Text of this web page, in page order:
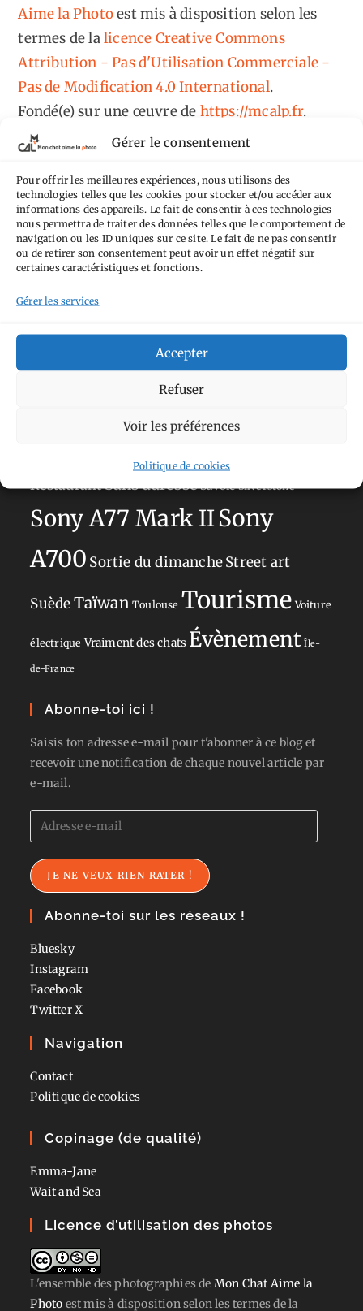
Gérer le consentement
Pour offrir les meilleures expériences, nous utilisons des
technologies telles que les cookies pour stocker et/ou accéder aux
informations des appareils. Le fait de consentir à ces technologies
nous permettra de traiter des données telles que le comportement de
navigation ou les ID uniques sur ce site. Le fait de ne pas consentir
ou de retirer son consentement peut avoir un effet négatif sur
certaines caractéristiques et fonctions.
Gérer les services
Accepter
Refuser
Voir les préférences
Politique de cookies
Aime la Photoest mis à disposition selon les
termes de lalicence Creative Commons
Attribution - Pas d'Utilisation Commerciale -
Pas de Modification 4.0 International.
Fondé(e) sur une œuvre de https://mcalp.fr.
Tags
AilleursAimez-vous bordel Allemagne
Anti tourisme
Hébergement
La Défense Normandie
Olympus OM-D E-M5
RestaurantSans adresseSavoie Silverstone
Sony A77 Mark IISony
A700 Sortie du dimancheStreet art
SuèdeTaïwan Toulouse Tourisme Voiture
électrique Vraiment des chats Évènement Île-
de-France
Abonne-toi ici !
Saisis ton adresse e-mail pour t'abonner à ce blog et
recevoir une notification de chaque nouvel article par
e-mail.
Adresse
e-
mail
JE NE VEUX RIEN RATER !
Abonne-toi sur les réseaux !
Bluesky
Instagram
Facebook
TwitterX
Navigation
Contact
Politique de cookies
Copinage (de qualité)
Emma-Jane
Wait and Sea
Licence d’utilisation des photos
L'ensemble des photographiesde Mon Chat Aime la
Photo est mis à disposition selon les termes de la